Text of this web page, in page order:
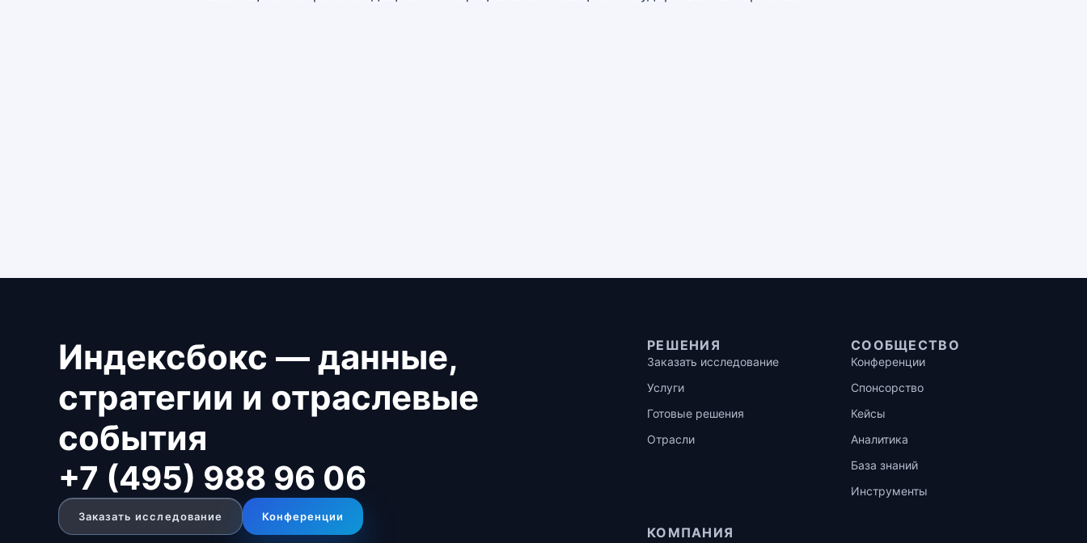
Индексбокс — данные,
стратегии и отраслевые
события
+7 (495) 988 96 06
Заказать исследование Конференции
РЕШЕНИЯ
Заказать исследование
Услуги
Готовые решения
Отрасли
СООБЩЕСТВО
Конференции
Спонсорство
Кейсы
Аналитика
База знаний
Инструменты
КОМПАНИЯ